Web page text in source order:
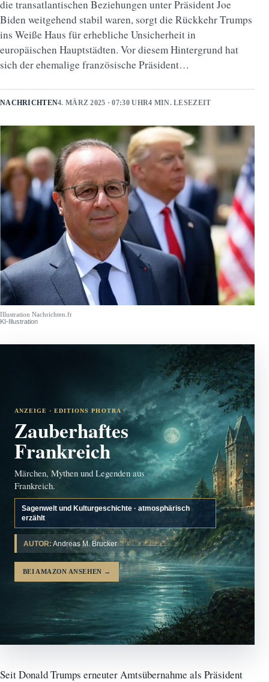
die transatlantischen Beziehungen unter Präsident Joe
Biden weitgehend stabil waren, sorgt die Rückkehr Trumps
ins Weiße Haus für erhebliche Unsicherheit in
europäischen Hauptstädten. Vor diesem Hintergrund hat
sich der ehemalige französische Präsident…
NACHRICHTEN4. MÄRZ 2025 · 07:30 UHR4 MIN. LESEZEIT
Illustration Nachrichten.fr
KI-Illustration
ANZEIGE · EDITIONS PHOTRA
Zauberhaftes
Frankreich
Märchen, Mythen und Legenden aus
Frankreich.
Sagenwelt und Kulturgeschichte · atmosphärisch
erzählt
AUTOR: Andreas M. Brucker
BEI AMAZON ANSEHEN →
Seit Donald Trumps erneuter Amtsübernahme als Präsident